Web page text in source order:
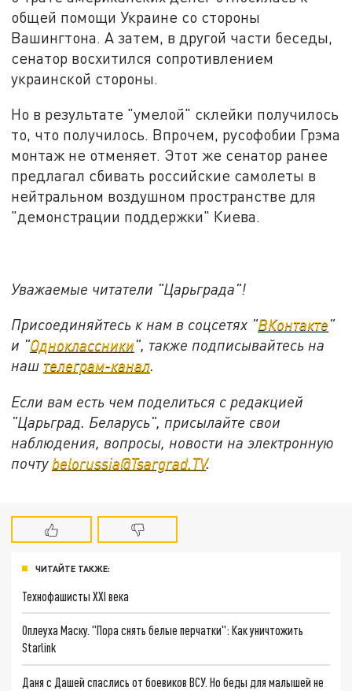
общей помощи Украине со стороны
Вашингтона. А затем, в другой части беседы,
сенатор восхитился сопротивлением
украинской стороны.
Но в результате "умелой" склейки получилось
то, что получилось. Впрочем, русофобии Грэма
монтаж не отменяет. Этот же сенатор ранее
предлагал сбивать российские самолеты в
нейтральном воздушном пространстве для
"демонстрации поддержки" Киева.
Уважаемые читатели "Царьграда"!
Присоединяйтесь к нам в соцсетях "ВКонтакте"
и "Одноклассники", также подписывайтесь на
наш телеграм-канал.
Если вам есть чем поделиться с редакцией
"Царьград. Беларусь", присылайте свои
наблюдения, вопросы, новости на электронную
почту belorussia@Tsargrad.TV.
ЧИТАЙТЕ ТАКЖЕ:
Технофашисты XXI века
Оплеуха Маску. "Пора снять белые перчатки": Как уничтожить
Starlink
Даня с Дашей спаслись от боевиков ВСУ. Но беды для малышей не